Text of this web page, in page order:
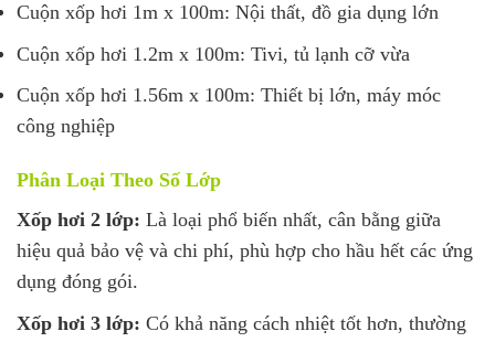
Cuộn xốp hơi 1m x 100m: Nội thất, đồ gia dụng lớn
Cuộn xốp hơi 1.2m x 100m: Tivi, tủ lạnh cỡ vừa
Cuộn xốp hơi 1.56m x 100m: Thiết bị lớn, máy móc
công nghiệp
Phân Loại Theo Số Lớp
Xốp hơi 2 lớp: Là loại phổ biến nhất, cân bằng giữa
hiệu quả bảo vệ và chi phí, phù hợp cho hầu hết các ứng
dụng đóng gói.
Xốp hơi 3 lớp: Có khả năng cách nhiệt tốt hơn, thường